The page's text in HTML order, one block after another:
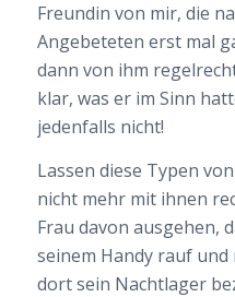
Freundin von mir, die
Angebeteten erst mal
dann von ihm
klar, was er im Sinn
jedenfalls nicht!
Lassen diese Typen
nicht mehr mit ihnen
Frau davon ausgehen,
seinem Handy rauf
dort sein Nachtlager